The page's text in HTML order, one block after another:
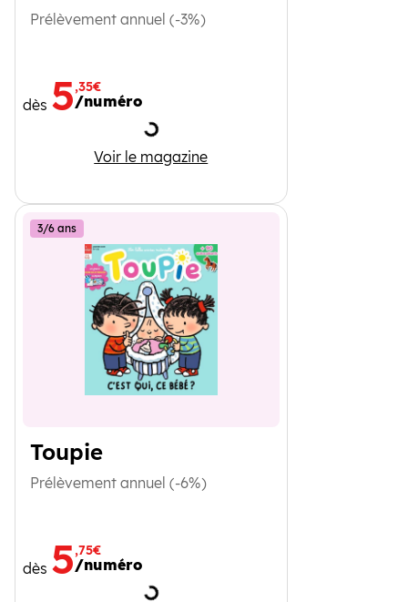
Prélèvement annuel (-3%)
dès 5,35€
/numéro
Chargement
Voir le magazine
Wakou
Toupie
3/6 ans
Prélèvement annuel (-6%)
dès 5,75€
/numéro
Chargement